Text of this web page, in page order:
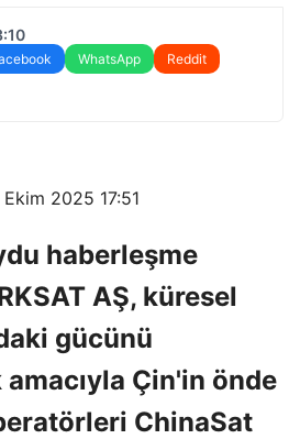
WhatsApp
Reddit
2025 17:51
haberleşme
AŞ, küresel
gücünü
Çin'in önde
ChinaSat